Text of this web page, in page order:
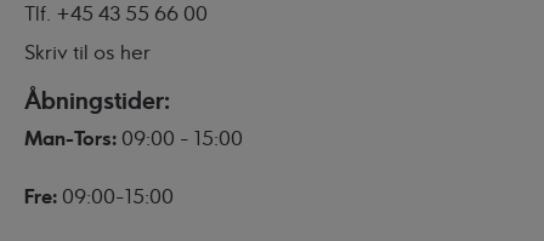
Tlf. +45 43 55 66 00
Skriv til os her
Åbningstider:
Man-Tors: 09:00 - 15:00
Fre: 09:00-15:00